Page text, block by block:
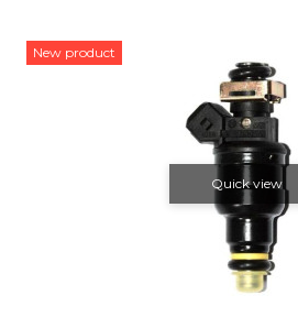
New product
Quick view